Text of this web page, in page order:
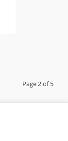
Page 2 of 5